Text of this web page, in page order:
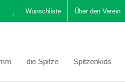
Wunschliste Über den Verein
die Spitze Spitzenkids